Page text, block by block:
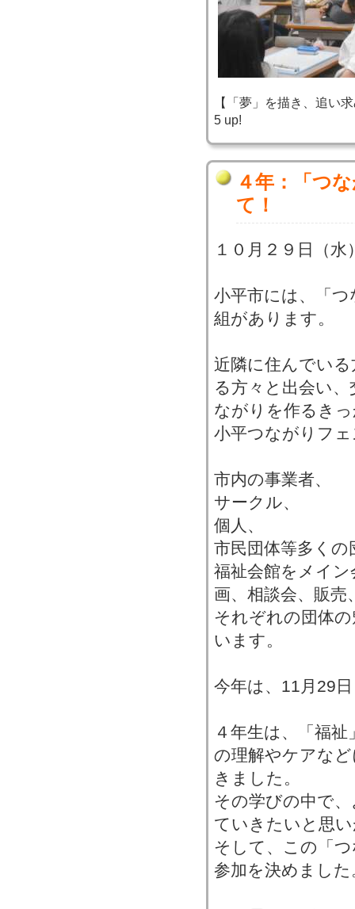
【「夢」を描き、追い
5 up!
４年：「つ
て！
１０月２９日（水
小平市には、「
組があります。
近隣に住んでい
る方々と出会い
ながりを作るき
小平つながりフ
市内の事業者、
サークル、
個人、
市民団体等多くの
福祉会館をメイ
画、相談会、販売
それぞれの団体
います。
今年は、11月29
４年生は、「福
の理解やケアな
きました。
その学びの中で
ていきたいと思
そして、この「
参加を決めました